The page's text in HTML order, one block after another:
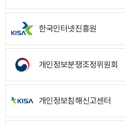
한국인터넷진흥원
개인정보분쟁조정위원회
개인정보침해신고센터